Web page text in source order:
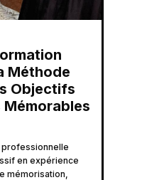
Méthode
Objectifs
Mémorables
en expérience
mémorisation,